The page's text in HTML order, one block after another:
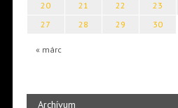
« márc
20
21 22 23
27
28 29 30
Archívum